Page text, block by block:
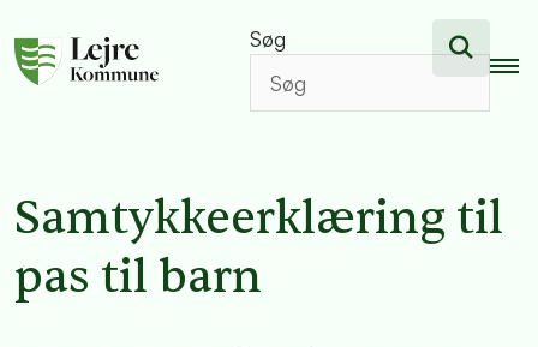
Søg
Samtykkeerklæring til
pas til barn